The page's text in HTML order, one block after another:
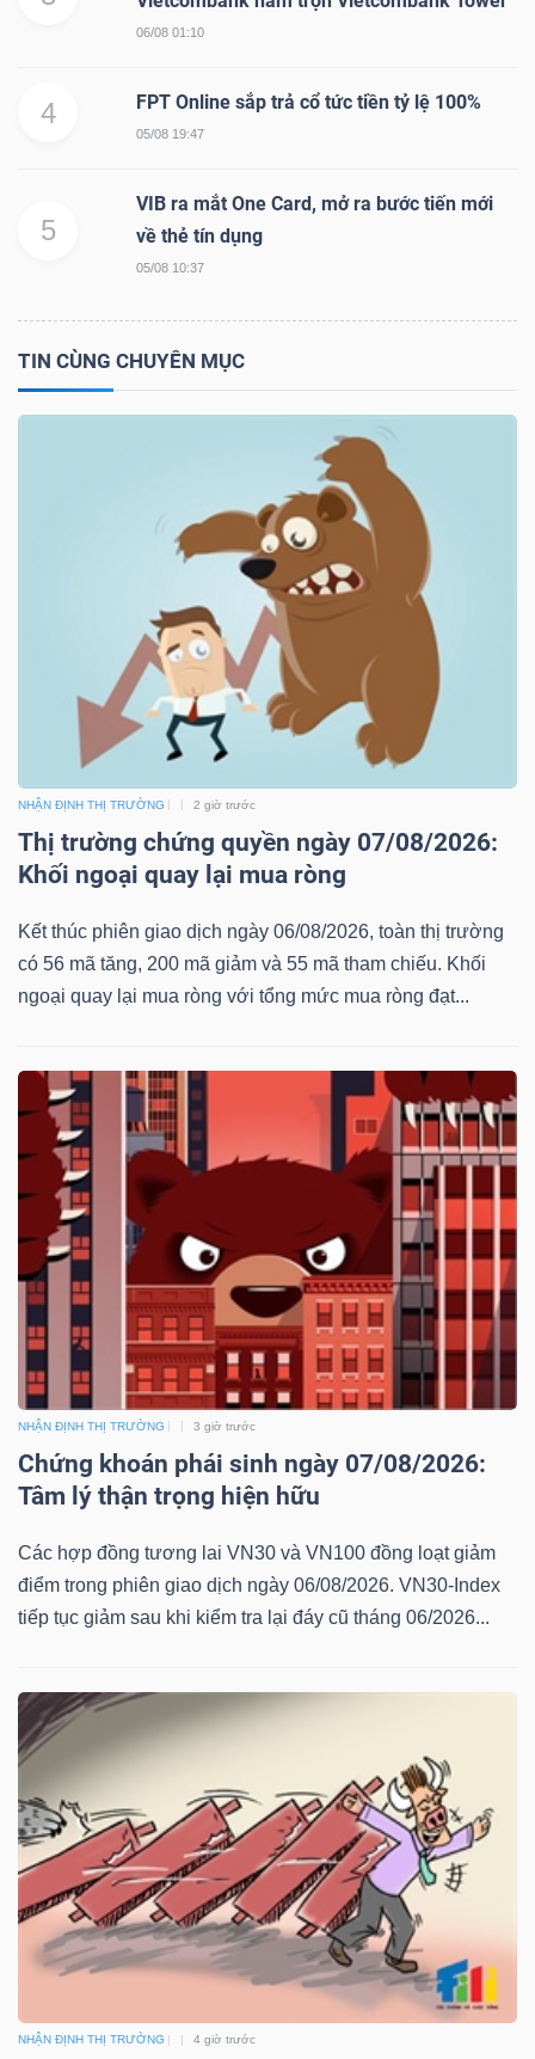
06/08 01:10
4 FPT Online sắp trả cổ tức tiền tỷ lệ 100%
05/08 19:47
5
VIB ra mắt One Card, mở ra bước tiến mới
về thẻ tín dụng
05/08 10:37
TIN CÙNG CHUYÊN MỤC
NHẬN ĐỊNH THỊ TRƯỜNG 2 giờ trước
Thị trường chứng quyền ngày 07/08/2026:
Khối ngoại quay lại mua ròng
Kết thúc phiên giao dịch ngày 06/08/2026, toàn thị trường
có 56 mã tăng, 200 mã giảm và 55 mã tham chiếu. Khối
ngoại quay lại mua ròng với tổng mức mua ròng đạt...
NHẬN ĐỊNH THỊ TRƯỜNG 3 giờ trước
Chứng khoán phái sinh ngày 07/08/2026:
Tâm lý thận trọng hiện hữu
Các hợp đồng tương lai VN30 và VN100 đồng loạt giảm
điểm trong phiên giao dịch ngày 06/08/2026. VN30-Index
tiếp tục giảm sau khi kiểm tra lại đáy cũ tháng 06/2026...
NHẬN ĐỊNH THỊ TRƯỜNG 4 giờ trước